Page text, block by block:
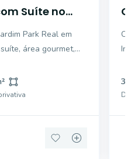
Suíte no
Park Real em
área gourmet,
de vida fazem
1
3